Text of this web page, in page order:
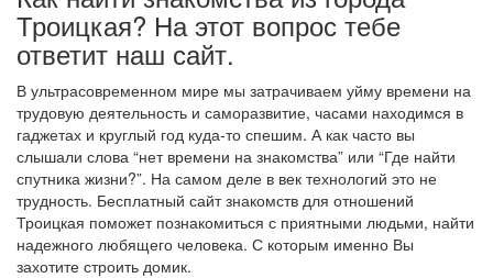
Троицкая? На этот вопрос тебе
ответит наш сайт.
В ультрасовременном мире мы затрачиваем уйму времени на
трудовую деятельность и саморазвитие, часами находимся в
гаджетах и круглый год куда-то спешим. А как часто вы
слышали слова “нет времени на знакомства” или “Где найти
спутника жизни?”. На самом деле в век технологий это не
трудность. Бесплатный сайт знакомств для отношений
Троицкая поможет познакомиться с приятными людьми, найти
надежного любящего человека. С которым именно Вы
захотите строить домик.